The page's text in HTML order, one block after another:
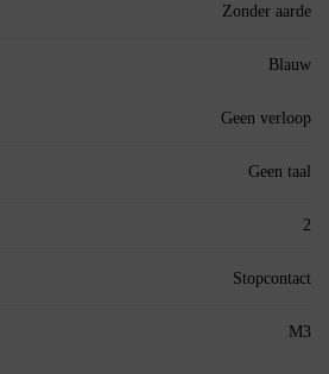
Zonder aarde
Blauw
Geen verloop
Geen taal
2
Stopcontact
M3